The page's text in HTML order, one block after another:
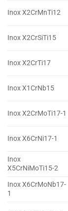
Inox X2CrMnTi12
Inox X2CrSiTi15
Inox X2CrTi17
Inox X1CrNb15
Inox X2CrMoTi17-1
Inox X6CrNi17-1
Inox
X5CrNiMoTi15-2
Inox X6CrMoNb17-
1